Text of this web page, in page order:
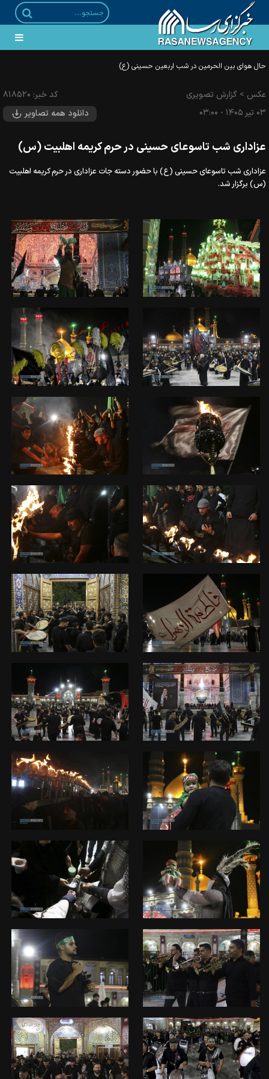
عکس > گزارش تصویری
۰۳ تير ۱۴۰۵ - ۰۳:۰۰
کد خبر: ۸۱۸۵۲۰
دانلود همه تصاویر
عزاداری شب تاسوعای حسینی در حرم کریمه اهلبیت (س)
عزاداری شب تاسوعای حسینی (ع) با حضور دسته جات عزاداری در حرم کریمه اهلبیت
(س) برگزار شد.